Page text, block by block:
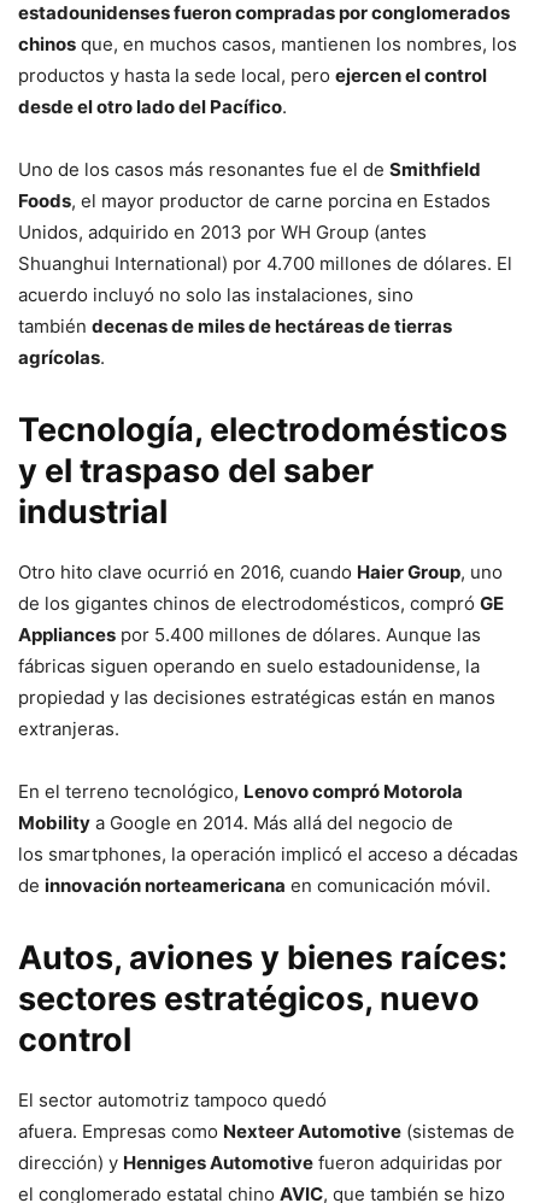
estadounidenses fueron compradas por conglomerados
chinos que, en muchos casos, mantienen los nombres, los
productos y hasta la sede local, pero ejercen el control
desde el otro lado del Pacífico.
Uno de los casos más resonantes fue el de Smithfield
Foods, el mayor productor de carne porcina en Estados
Unidos, adquirido en 2013 por WH Group (antes
Shuanghui International) por 4.700 millones de dólares. El
acuerdo incluyó no solo las instalaciones, sino
también decenas de miles de hectáreas de tierras
agrícolas.
Tecnología, electrodomésticos
y el traspaso del saber
industrial
Otro hito clave ocurrió en 2016, cuando Haier Group, uno
de los gigantes chinos de electrodomésticos, compró GE
Appliances por 5.400 millones de dólares. Aunque las
fábricas siguen operando en suelo estadounidense, la
propiedad y las decisiones estratégicas están en manos
extranjeras.
En el terreno tecnológico, Lenovo compró Motorola
Mobility a Google en 2014. Más allá del negocio de
los smartphones, la operación implicó el acceso a décadas
de innovación norteamericana en comunicación móvil.
Autos, aviones y bienes raíces:
sectores estratégicos, nuevo
control
El sector automotriz tampoco quedó
afuera. Empresas como Nexteer Automotive (sistemas de
dirección) y Henniges Automotive fueron adquiridas por
el conglomerado estatal chino AVIC, que también se hizo